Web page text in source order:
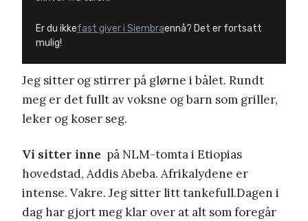
Er du ikkefast giver i Siembraennå? Det er fortsatt
mulig!
Jeg sitter og stirrer på glørne i bålet. Rundt
meg er det fullt av voksne og barn som griller,
leker og koser seg.
Vi sitter inne på NLM-tomta i Etiopias
hovedstad, Addis Abeba. Afrikalydene er
intense. Vakre. Jeg sitter litt tankefull.Dagen i
dag har gjort meg klar over at alt som foregår